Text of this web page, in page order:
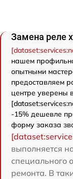
Замена реле
нашем
опытными
предоставляем
центре уверены
-15% дешевле
форму заказа
выполняется
специального
ремонта. В